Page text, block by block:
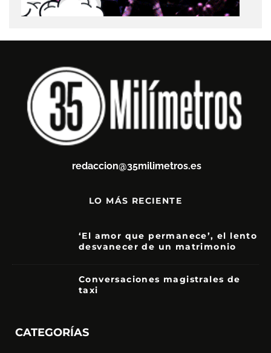
redaccion@35milimetros.es
LO MÁS RECIENTE
‘El amor que permanece’, el lento
desvanecer de un matrimonio
Conversaciones magistrales de
taxi
CATEGORÍAS